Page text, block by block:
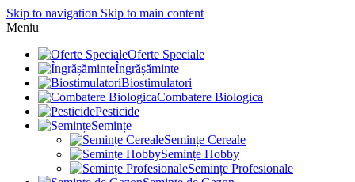
Skip to navigation Skip to main content
Meniu
Oferte Speciale
Îngrășăminte
Biostimulatori
Combatere Biologica
Pesticide
Semințe
Semințe Cereale
Semințe Hobby
Semințe Profesionale